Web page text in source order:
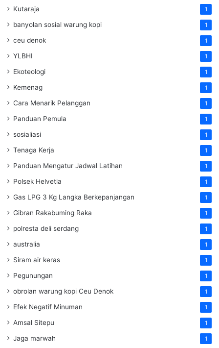
Kutaraja 1
banyolan sosial warung kopi 1
ceu denok 1
YLBHI 1
Ekoteologi 1
Kemenag 1
Cara Menarik Pelanggan 1
Panduan Pemula 1
sosialiasi 1
Tenaga Kerja 1
Panduan Mengatur Jadwal Latihan 1
Polsek Helvetia 1
Gas LPG 3 Kg Langka Berkepanjangan 1
Gibran Rakabuming Raka 1
polresta deli serdang 1
australia 1
Siram air keras 1
Pegunungan 1
obrolan warung kopi Ceu Denok 1
Efek Negatif Minuman 1
Amsal Sitepu 1
Jaga marwah 1